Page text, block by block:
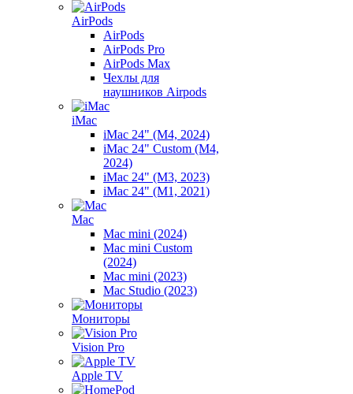
AirPods
AirPods
AirPods Pro
AirPods Max
Чехлы для
наушников Airpods
iMac
iMac 24" (M4, 2024)
iMac 24" Custom (M4,
2024)
iMac 24" (M3, 2023)
iMac 24" (M1, 2021)
Mac
Mac mini (2024)
Mac mini Custom
(2024)
Mac mini (2023)
Mac Studio (2023)
Мониторы
Vision Pro
Apple TV